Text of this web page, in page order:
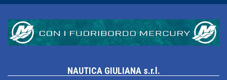
NAUTICA GIULIANA s.r.l.